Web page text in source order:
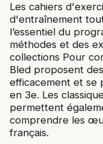
Les cahiers
d'entraînement
l’essentiel du
méthodes et des
collections Pour
Bled proposent
efficacement et se
en 3e. Les
permettent
comprendre les
français.